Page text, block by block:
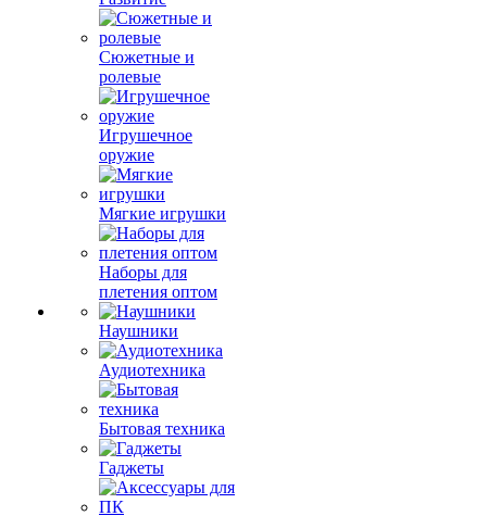
Сюжетные и
ролевые
Игрушечное
оружие
Мягкие игрушки
Наборы для
плетения оптом
Наушники
Аудиотехника
Бытовая техника
Гаджеты